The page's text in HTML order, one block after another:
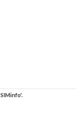
SIMinfo'.